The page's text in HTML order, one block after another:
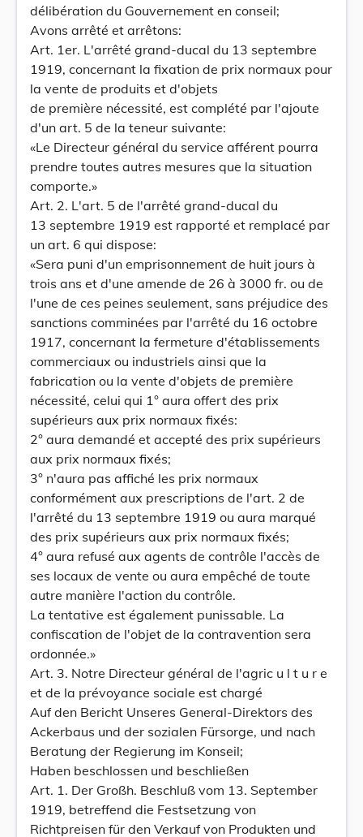
délibération du Gouvernement en conseil;
Avons arrêté et arrêtons:
Art. 1er. L'arrêté grand-ducal du 13 septembre
1919, concernant la fixation de prix normaux pour
la vente de produits et d'objets
de première nécessité, est complété par l'ajoute
d'un art. 5 de la teneur suivante:
«Le Directeur général du service afférent pourra
prendre toutes autres mesures que la situation
comporte.»
Art. 2. L'art. 5 de l'arrêté grand-ducal du
13 septembre 1919 est rapporté et remplacé par
un art. 6 qui dispose:
«Sera puni d'un emprisonnement de huit jours à
trois ans et d'une amende de 26 à 3000 fr. ou de
l'une de ces peines seulement, sans préjudice des
sanctions comminées par l'arrêté du 16 octobre
1917, concernant la fermeture d'établissements
commerciaux ou industriels ainsi que la
fabrication ou la vente d'objets de première
nécessité, celui qui 1° aura offert des prix
supérieurs aux prix normaux fixés:
2° aura demandé et accepté des prix supérieurs
aux prix normaux fixés;
3° n'aura pas affiché les prix normaux
conformément aux prescriptions de l'art. 2 de
l'arrêté du 13 septembre 1919 ou aura marqué
des prix supérieurs aux prix normaux fixés;
4° aura refusé aux agents de contrôle l'accès de
ses locaux de vente ou aura empêché de toute
autre manière l'action du contrôle.
La tentative est également punissable. La
confiscation de l'objet de la contravention sera
ordonnée.»
Art. 3. Notre Directeur général de l'agric u l t u r e
et de la prévoyance sociale est chargé
Auf den Bericht Unseres General-Direktors des
Ackerbaus und der sozialen Fürsorge, und nach
Beratung der Regierung im Konseil;
Haben beschlossen und beschließen
Art. 1. Der Großh. Beschluß vom 13. September
1919, betreffend die Festsetzung von
Richtpreisen für den Verkauf von Produkten und